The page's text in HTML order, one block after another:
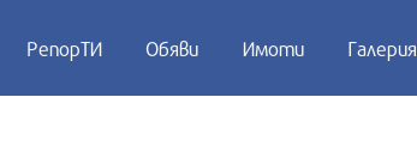
РепорТИ Обяви Имоти Галерия